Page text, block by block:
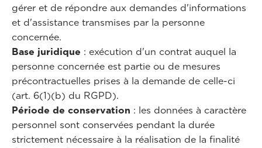
gérer et de répondre aux demandes d'informations
et d'assistance transmises par la personne
concernée.
Base juridique : exécution d'un contrat auquel la
personne concernée est partie ou de mesures
précontractuelles prises à la demande de celle-ci
(art. 6(1)(b) du RGPD).
Période de conservation : les données à caractère
personnel sont conservées pendant la durée
strictement nécessaire à la réalisation de la finalité